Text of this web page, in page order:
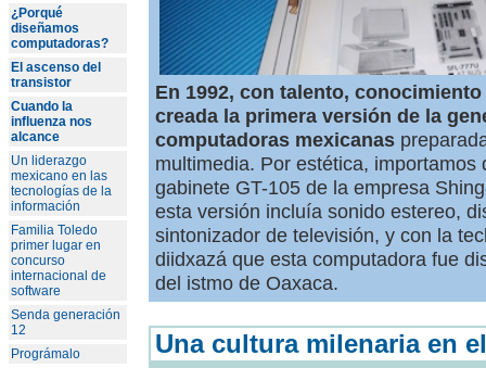
¿Porqué
diseñamos
computadoras?
El ascenso del
transistor
Cuando la
influenza nos
alcance
Un liderazgo
mexicano en las
tecnologías de la
información
Familia Toledo
primer lugar en
concurso
internacional de
software
Senda generación
12
Prográmalo
En 1992, con talento,
creada la primera versión de la
computadoras mexicanas
multimedia. Por estética, importamos
gabinete GT-105 de la empresa
esta versión incluía sonido estereo,
sintonizador de televisión, y con la
diidxazá que esta computadora fue
del istmo de Oaxaca.
Una cultura milenaria en